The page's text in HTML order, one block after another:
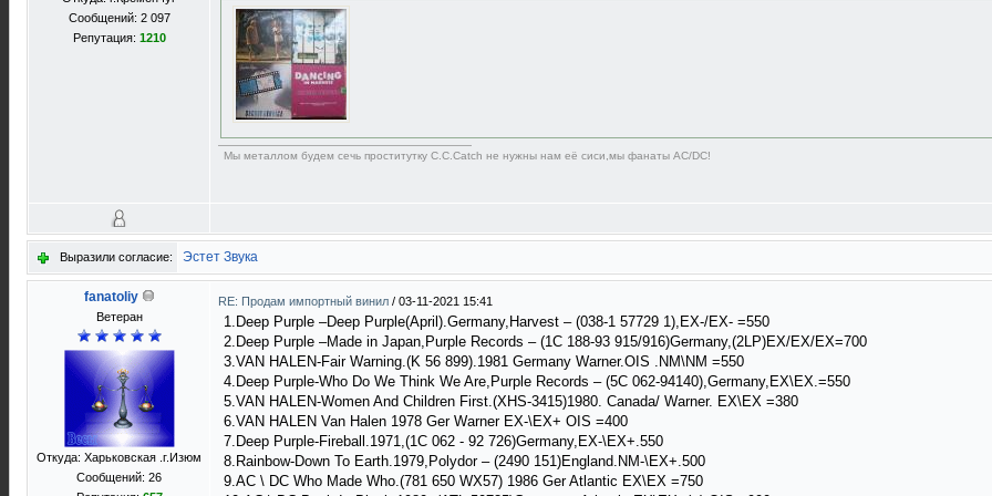
Сообщений: 2 097
Репутация: 1210
Мы металлом будем сечь проститутку C.C.Catch не нужны нам её сиси,мы фанаты AC/DC!
Выразили согласие: Эстет Звука
fanatoliy
Ветеран
Откуда: Харьковская .г.Изюм
Сообщений: 26
RE: Продам импортный винил / 03-11-2021 15:41
1.Deep Purple ‎–Deep Purple(April).Germany,Harvest ‎– (038-1 57729 1),EX-/EX- =550
2.Deep Purple ‎–Made in Japan,Purple Records ‎– (1C 188-93 915/916)Germany,(2LP)EX/EX/EX=700
3.VAN HALEN-Fair Warning.(K 56 899).1981 Germany Warner.OIS .NM\NM =550
4.Deep Purple-Who Do We Think We Are,Purple Records ‎– (5C 062-94140),Germany,EX\EX.=550
5.VAN HALEN-Women And Children First.(XHS-3415)1980. Canada/ Warner. EX\EX =380
6.VAN HALEN Van Halen 1978 Ger Warner EX-\EX+ OIS =400
7.Deep Purple-Fireball.1971,(1C 062 - 92 726)Germany,EX-\EX+.550
8.Rainbow-Down To Earth.1979,Polydor ‎– (2490 151)England.NM-\EX+.500
9.AC \ DC Who Made Who.(781 650 WX57) 1986 Ger Atlantic EX\EX =750